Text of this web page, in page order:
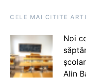
CELE MAI CITITE
Noi
Alin